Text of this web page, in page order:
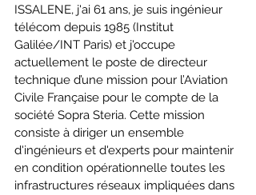
ISSALENE, j'ai 61 ans, je suis ingénieur
télécom depuis 1985 (Institut
Galilée/INT Paris) et j'occupe
actuellement le poste de directeur
technique d’une mission pour l’Aviation
Civile Française pour le compte de la
société Sopra Steria. Cette mission
consiste à diriger un ensemble
d'ingénieurs et d'experts pour maintenir
en condition opérationnelle toutes les
infrastructures réseaux impliquées dans